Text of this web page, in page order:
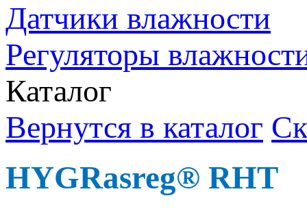
Датчики влажности
Регуляторы
Каталог
Вернутся в каталог
HYGRasreg® RHT